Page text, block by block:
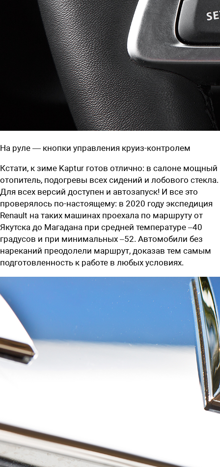
На руле — кнопки управления круиз-контролем
Кстати, к зиме Kaptur готов отлично: в салоне мощный
отопитель, подогревы всех сидений и лобового стекла.
Для всех версий доступен и автозапуск! И все это
проверялось по-настоящему: в 2020 году экспедиция
Renault на таких машинах проехала по маршруту от
Якутска до Магадана при средней температуре –40
градусов и при минимальных –52. Автомобили без
нареканий преодолели маршрут, доказав тем самым
подготовленность к работе в любых условиях.